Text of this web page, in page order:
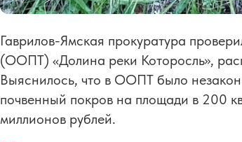
Гаврилов-Ямская прокуратура
(ООПТ) «Долина реки Которосль»,
Выяснилось, что в ООПТ было
почвенный покров на площади в 200
миллионов рублей.